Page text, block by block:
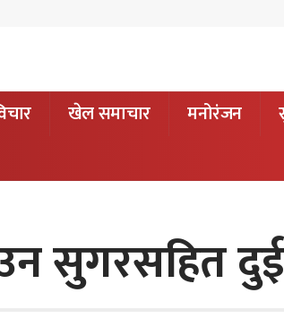
खेल समाचार मनोरंजन
सुगरसहित